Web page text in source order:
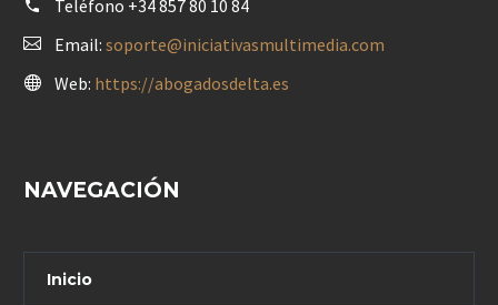
Teléfono +34 857 80 10 84
Email: soporte@iniciativasmultimedia.com
Web: https://abogadosdelta.es
NAVEGACIÓN
Inicio